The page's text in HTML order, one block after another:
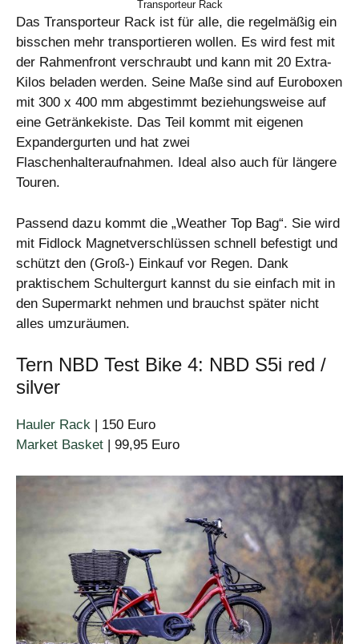
Transporteur Rack
Das Transporteur Rack ist für alle, die regelmäßig ein
bisschen mehr transportieren wollen. Es wird fest mit
der Rahmenfront verschraubt und kann mit 20 Extra-
Kilos beladen werden. Seine Maße sind auf Euroboxen
mit 300 x 400 mm abgestimmt beziehungsweise auf
eine Getränkekiste. Das Teil kommt mit eigenen
Expandergurten und hat zwei
Flaschenhalteraufnahmen. Ideal also auch für längere
Touren.
Passend dazu kommt die „Weather Top Bag“. Sie wird
mit Fidlock Magnetverschlüssen schnell befestigt und
schützt den (Groß-) Einkauf vor Regen. Dank
praktischem Schultergurt kannst du sie einfach mit in
den Supermarkt nehmen und brauchst später nicht
alles umzuräumen.
Tern NBD Test Bike 4: NBD S5i red /
silver
Hauler Rack | 150 Euro
Market Basket | 99,95 Euro